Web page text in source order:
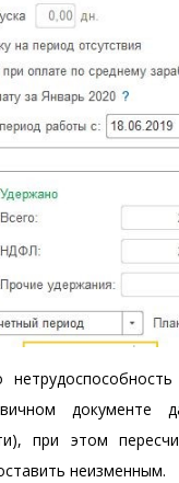
документе
при этом
неизменным.